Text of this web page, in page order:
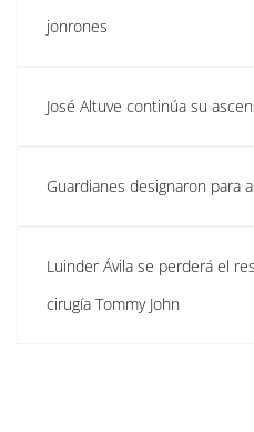
jonrones
José Altuve continúa su
Guardianes designaron para
Luinder Ávila se perderá el
cirugía Tommy John